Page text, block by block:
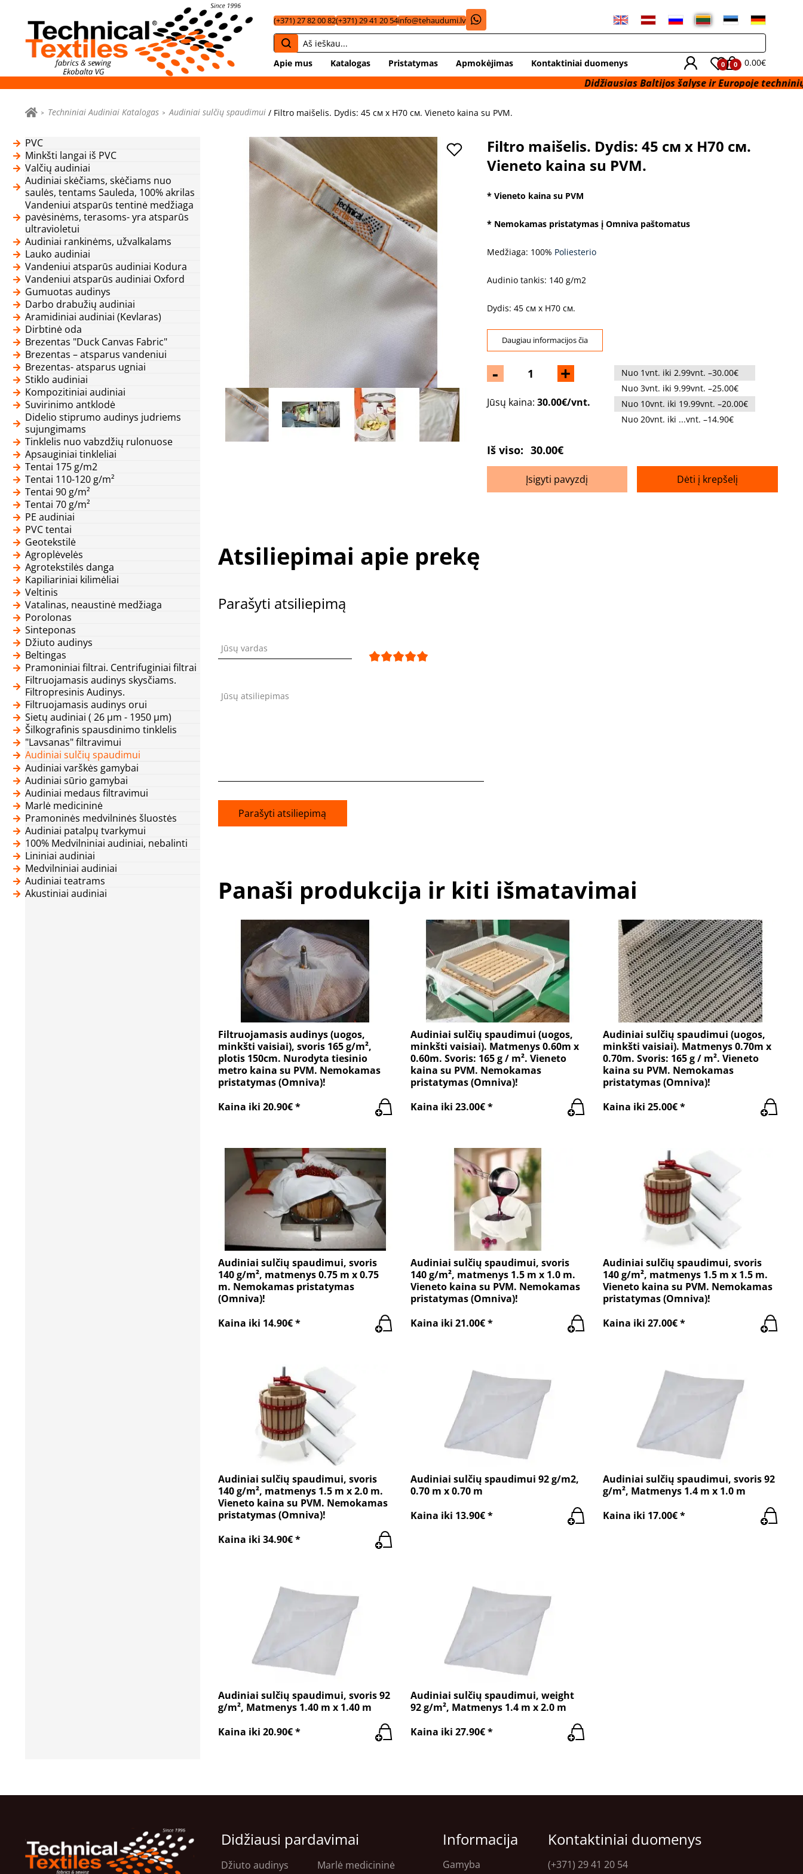
(+371) 27 82 00 82(+371) 29 41 20 54info@tehaudumi.lv
Apie mus Katalogas Pristatymas Apmokėjimas Kontaktiniai duomenys 0 0 0.00€
Didžiausias Baltijos šalyse ir Europoje techninių audinių
Techniniai Audiniai Katalogas Audiniai sulčių spaudimui / Filtro maišelis. Dydis: 45 см x H70 см. Vieneto kaina su PVM.
PVC
Minkšti langai iš PVC
Valčių audiniai
Audiniai skėčiams, skėčiams nuo
saulės, tentams Sauleda, 100% akrilas
Vandeniui atsparūs tentinė medžiaga
pavėsinėms, terasoms- yra atsparūs
ultravioletui
Audiniai rankinėms, užvalkalams
Lauko audiniai
Vandeniui atsparūs audiniai Kodura
Vandeniui atsparūs audiniai Oxford
Gumuotas audinys
Darbo drabužių audiniai
Aramidiniai audiniai (Kevlaras)
Dirbtinė oda
Brezentas "Duck Canvas Fabric"
Brezentas – atsparus vandeniui
Brezentas- atsparus ugniai
Stiklo audiniai
Kompozitiniai audiniai
Suvirinimo antklodė
Didelio stiprumo audinys judriems
sujungimams
Tinklelis nuo vabzdžių rulonuose
Apsauginiai tinkleliai
Tentai 175 g/m2
Tentai 110-120 g/m²
Tentai 90 g/m²
Tentai 70 g/m²
PE audiniai
PVC tentai
Geotekstilė
Agroplėvelės
Agrotekstilės danga
Kapiliariniai kilimėliai
Veltinis
Vatalinas, neaustinė medžiaga
Porolonas
Sinteponas
Džiuto audinys
Beltingas
Pramoniniai filtrai. Centrifuginiai filtrai
Filtruojamasis audinys skysčiams.
Filtropresinis Audinys.
Filtruojamasis audinys orui
Sietų audiniai ( 26 μm - 1950 μm)
Šilkografinis spausdinimo tinklelis
"Lavsanas" filtravimui
Audiniai sulčių spaudimui
Audiniai varškės gamybai
Audiniai sūrio gamybai
Audiniai medaus filtravimui
Marlė medicininė
Pramoninės medvilninės šluostės
Audiniai patalpų tvarkymui
100% Medvilniniai audiniai, nebalinti
Lininiai audiniai
Medvilniniai audiniai
Audiniai teatrams
Akustiniai audiniai
Filtro maišelis. Dydis: 45 см x H70 см.
Vieneto kaina su PVM.
* Vieneto kaina su PVM
* Nemokamas pristatymas į Omniva paštomatus
Medžiaga: 100% Poliesterio
Audinio tankis: 140 g/m2
Dydis: 45 см x H70 см.
Daugiau informacijos čia
- +
Jūsų kaina: 30.00€/vnt.
Nuo 1vnt. iki 2.99vnt. –30.00€
Nuo 3vnt. iki 9.99vnt. –25.00€
Nuo 10vnt. iki 19.99vnt. –20.00€
Nuo 20vnt. iki ...vnt. –14.90€
Iš viso: 30.00€
Įsigyti pavyzdį Dėti į krepšelį
Atsiliepimai apie prekę
Parašyti atsiliepimą
Jūsų vardas
Jūsų atsiliepimas
Parašyti atsiliepimą
Panaši produkcija ir kiti išmatavimai
Filtruojamasis audinys (uogos,
minkšti vaisiai), svoris 165 g/m²,
plotis 150cm. Nurodyta tiesinio
metro kaina su PVM. Nemokamas
pristatymas (Omniva)!
Kaina iki 20.90€ *
Audiniai sulčių spaudimui (uogos,
minkšti vaisiai). Matmenys 0.60m x
0.60m. Svoris: 165 g / m². Vieneto
kaina su PVM. Nemokamas
pristatymas (Omniva)!
Kaina iki 23.00€ *
Audiniai sulčių spaudimui (uogos,
minkšti vaisiai). Matmenys 0.70m x
0.70m. Svoris: 165 g / m². Vieneto
kaina su PVM. Nemokamas
pristatymas (Omniva)!
Kaina iki 25.00€ *
Audiniai sulčių spaudimui, svoris
140 g/m², matmenys 0.75 m x 0.75
m. Nemokamas pristatymas
(Omniva)!
Kaina iki 14.90€ *
Audiniai sulčių spaudimui, svoris
140 g/m², matmenys 1.5 m x 1.0 m.
Vieneto kaina su PVM. Nemokamas
pristatymas (Omniva)!
Kaina iki 21.00€ *
Audiniai sulčių spaudimui, svoris
140 g/m², matmenys 1.5 m x 1.5 m.
Vieneto kaina su PVM. Nemokamas
pristatymas (Omniva)!
Kaina iki 27.00€ *
Audiniai sulčių spaudimui, svoris
140 g/m², matmenys 1.5 m x 2.0 m.
Vieneto kaina su PVM. Nemokamas
pristatymas (Omniva)!
Kaina iki 34.90€ *
Audiniai sulčių spaudimui 92 g/m2,
0.70 m x 0.70 m
Kaina iki 13.90€ *
Audiniai sulčių spaudimui, svoris 92
g/m², Matmenys 1.4 m x 1.0 m
Kaina iki 17.00€ *
Audiniai sulčių spaudimui, svoris 92
g/m², Matmenys 1.40 m x 1.40 m
Kaina iki 20.90€ *
Audiniai sulčių spaudimui, weight
92 g/m², Matmenys 1.4 m x 2.0 m
Kaina iki 27.90€ *
Didžiausi pardavimai
Džiuto audinys Marlė medicininė
Informacija
Gamyba
Kontaktiniai duomenys
(+371) 29 41 20 54